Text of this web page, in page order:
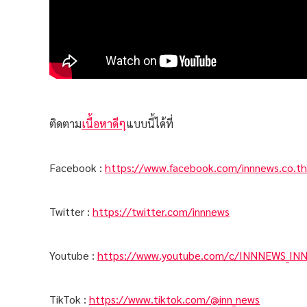
ติดตามเนื้อหาดีๆแบบนี้ได้ที่
Facebook : https://www.facebook.com/innnews.co.th
Twitter : https://twitter.com/innnews
Youtube : https://www.youtube.com/c/INNNEWS_INN
TikTok : https://www.tiktok.com/@inn_news